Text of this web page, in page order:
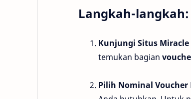
Langkah-langkah:
Kunjungi Situs Miracle
temukan bagian
Pilih Nominal Voucher